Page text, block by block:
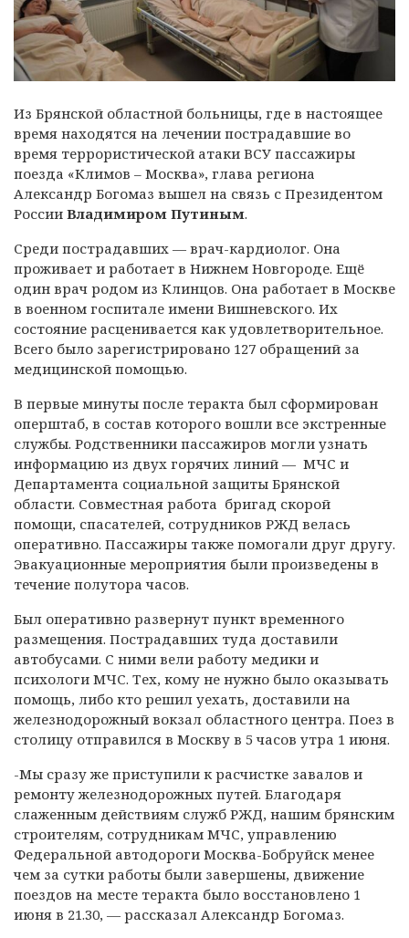
Из Брянской областной больницы, где в настоящее
время находятся на лечении пострадавшие во
время террористической атаки ВСУ пассажиры
поезда «Климов – Москва», глава региона
Александр Богомаз вышел на связь с Президентом
России Владимиром Путиным.
Среди пострадавших — врач-кардиолог. Она
проживает и работает в Нижнем Новгороде. Ещё
один врач родом из Клинцов. Она работает в Москве
в военном госпитале имени Вишневского. Их
состояние расценивается как удовлетворительное.
Всего было зарегистрировано 127 обращений за
медицинской помощью.
В первые минуты после теракта был сформирован
оперштаб, в состав которого вошли все экстренные
службы. Родственники пассажиров могли узнать
информацию из двух горячих линий — МЧС и
Департамента социальной защиты Брянской
области. Совместная работа бригад скорой
помощи, спасателей, сотрудников РЖД велась
оперативно. Пассажиры также помогали друг другу.
Эвакуационные мероприятия были произведены в
течение полутора часов.
Был оперативно развернут пункт временного
размещения. Пострадавших туда доставили
автобусами. С ними вели работу медики и
психологи МЧС. Тех, кому не нужно было оказывать
помощь, либо кто решил уехать, доставили на
железнодорожный вокзал областного центра. Поез в
столицу отправился в Москву в 5 часов утра 1 июня.
-Мы сразу же приступили к расчистке завалов и
ремонту железнодорожных путей. Благодаря
слаженным действиям служб РЖД, нашим брянским
строителям, сотрудникам МЧС, управлению
Федеральной автодороги Москва-Бобруйск менее
чем за сутки работы были завершены, движение
поездов на месте теракта было восстановлено 1
июня в 21.30, — рассказал Александр Богомаз.